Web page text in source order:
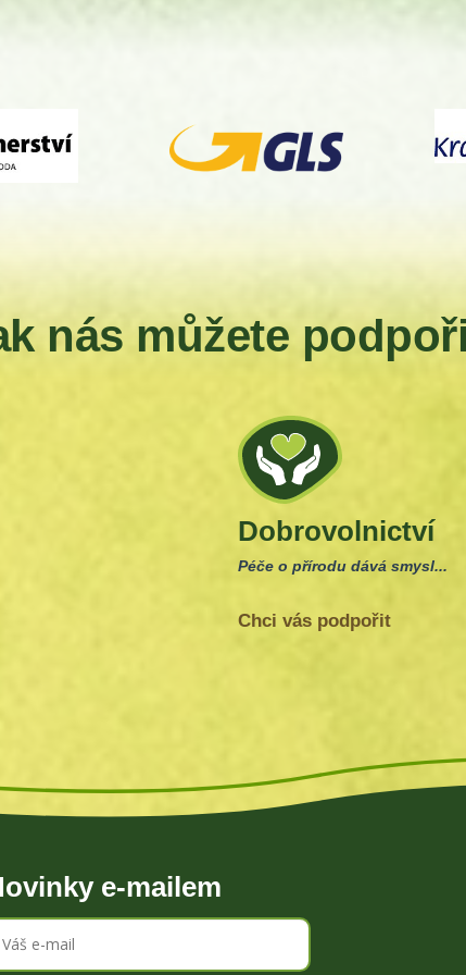
nás můžete
Dobrovolnictví
Péče o přírodu dává smysl...
Chci vás podpořit
e-mailem